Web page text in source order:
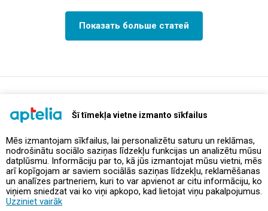
Šī tīmekļa vietne izmanto sīkfailus
Mēs izmantojam sīkfailus, lai personalizētu saturu un reklāmas,
nodrošinātu sociālo saziņas līdzekļu funkcijas un analizētu mūsu
datplūsmu. Informāciju par to, kā jūs izmantojat mūsu vietni, mēs
arī kopīgojam ar saviem sociālās saziņas līdzekļu, reklamēšanas
un analīzes partneriem, kuri to var apvienot ar citu informāciju, ko
viņiem sniedzat vai ko viņi apkopo, kad lietojat viņu pakalpojumus.
Uzziniet vairāk
Показать больше статей
Предложения и акции
Контакты